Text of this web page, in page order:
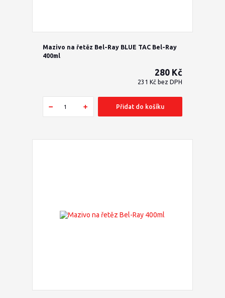
Mazivo na řetěz Bel-Ray BLUE TAC Bel-Ray
400ml
280 Kč
231 Kč bez DPH
Přidat do košíku